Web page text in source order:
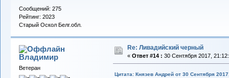
Сообщений: 275
Рейтинг: 2023
Старый Оскол Белг.обл.
Владимиp
Ветеран
Re: Ливадийский черный
« Ответ #14 : 30 Сентября 2017,
Цитата: Князев Андрей от 30 Сентября